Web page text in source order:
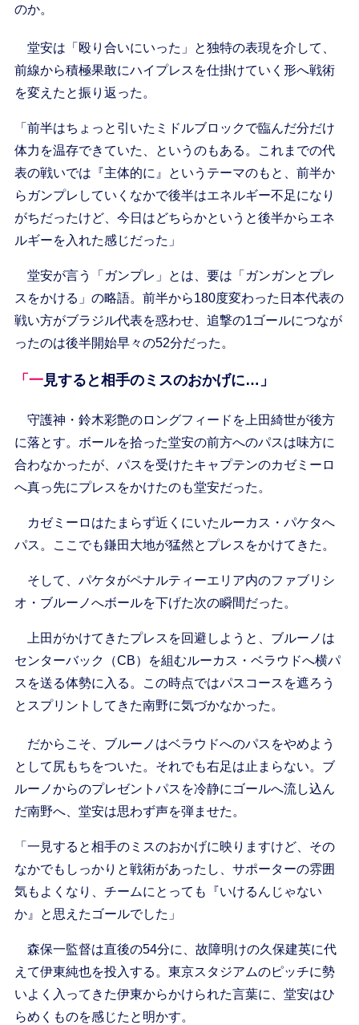
のか。
堂安は「殴り合いにいった」と独特の表現を介して、
前線から積極果敢にハイプレスを仕掛けていく形へ戦術
を変えたと振り返った。
「前半はちょっと引いたミドルブロックで臨んだ分だけ
体力を温存できていた、というのもある。これまでの代
表の戦いでは『主体的に』というテーマのもと、前半か
らガンプレしていくなかで後半はエネルギー不足になり
がちだったけど、今日はどちらかというと後半からエネ
ルギーを入れた感じだった」
堂安が言う「ガンプレ」とは、要は「ガンガンとプレ
スをかける」の略語。前半から180度変わった日本代表の
戦い方がブラジル代表を惑わせ、追撃の1ゴールにつなが
ったのは後半開始早々の52分だった。
「一見すると相手のミスのおかげに…」
守護神・鈴木彩艶のロングフィードを上田綺世が後方
に落とす。ボールを拾った堂安の前方へのパスは味方に
合わなかったが、パスを受けたキャプテンのカゼミーロ
へ真っ先にプレスをかけたのも堂安だった。
カゼミーロはたまらず近くにいたルーカス・パケタへ
パス。ここでも鎌田大地が猛然とプレスをかけてきた。
そして、パケタがペナルティーエリア内のファブリシ
オ・ブルーノへボールを下げた次の瞬間だった。
上田がかけてきたプレスを回避しようと、ブルーノは
センターバック（CB）を組むルーカス・ベラウドへ横パ
スを送る体勢に入る。この時点ではパスコースを遮ろう
とスプリントしてきた南野に気づかなかった。
だからこそ、ブルーノはベラウドへのパスをやめよう
として尻もちをついた。それでも右足は止まらない。ブ
ルーノからのプレゼントパスを冷静にゴールへ流し込ん
だ南野へ、堂安は思わず声を弾ませた。
「一見すると相手のミスのおかげに映りますけど、その
なかでもしっかりと戦術があったし、サポーターの雰囲
気もよくなり、チームにとっても『いけるんじゃない
か』と思えたゴールでした」
森保一監督は直後の54分に、故障明けの久保建英に代
えて伊東純也を投入する。東京スタジアムのピッチに勢
いよく入ってきた伊東からかけられた言葉に、堂安はひ
らめくものを感じたと明かす。